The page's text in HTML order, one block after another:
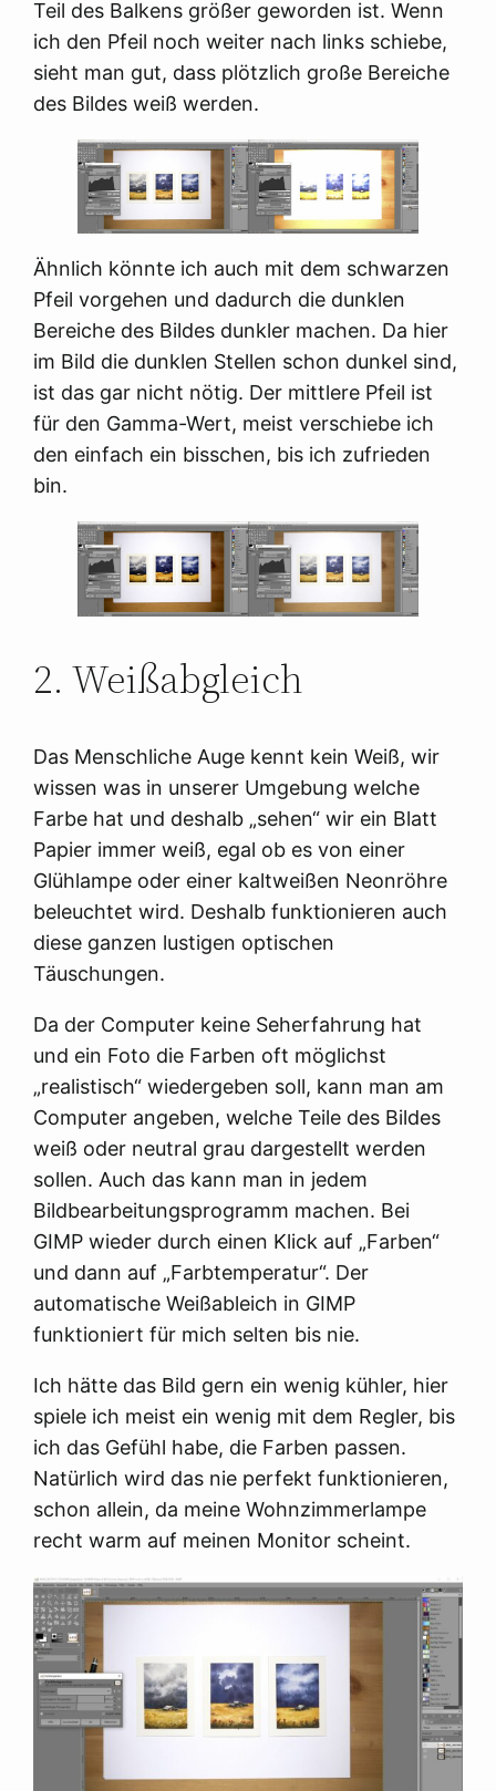
Teil des Balkens größer geworden ist. Wenn
ich den Pfeil noch weiter nach links schiebe,
sieht man gut, dass plötzlich große Bereiche
des Bildes weiß werden.
Ähnlich könnte ich auch mit dem schwarzen
Pfeil vorgehen und dadurch die dunklen
Bereiche des Bildes dunkler machen. Da hier
im Bild die dunklen Stellen schon dunkel sind,
ist das gar nicht nötig. Der mittlere Pfeil ist
für den Gamma-Wert, meist verschiebe ich
den einfach ein bisschen, bis ich zufrieden
bin.
2. Weißabgleich
Das Menschliche Auge kennt kein Weiß, wir
wissen was in unserer Umgebung welche
Farbe hat und deshalb „sehen“ wir ein Blatt
Papier immer weiß, egal ob es von einer
Glühlampe oder einer kaltweißen Neonröhre
beleuchtet wird. Deshalb funktionieren auch
diese ganzen lustigen optischen
Täuschungen.
Da der Computer keine Seherfahrung hat
und ein Foto die Farben oft möglichst
„realistisch“ wiedergeben soll, kann man am
Computer angeben, welche Teile des Bildes
weiß oder neutral grau dargestellt werden
sollen. Auch das kann man in jedem
Bildbearbeitungsprogramm machen. Bei
GIMP wieder durch einen Klick auf „Farben“
und dann auf „Farbtemperatur“. Der
automatische Weißableich in GIMP
funktioniert für mich selten bis nie.
Ich hätte das Bild gern ein wenig kühler, hier
spiele ich meist ein wenig mit dem Regler, bis
ich das Gefühl habe, die Farben passen.
Natürlich wird das nie perfekt funktionieren,
schon allein, da meine Wohnzimmerlampe
recht warm auf meinen Monitor scheint.